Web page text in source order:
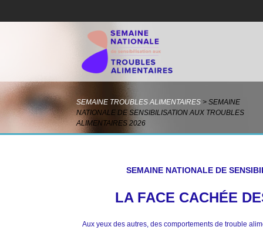
SEMAINE TROUBLES ALIMENTAIRES > SEMAINE
NATIONALE DE SENSIBILISATION AUX TROUBLES
ALIMENTAIRES 2026
SEMAINE NATIONALE DE
LA FACE CACHÉE
Aux yeux des autres, des comportements de trouble